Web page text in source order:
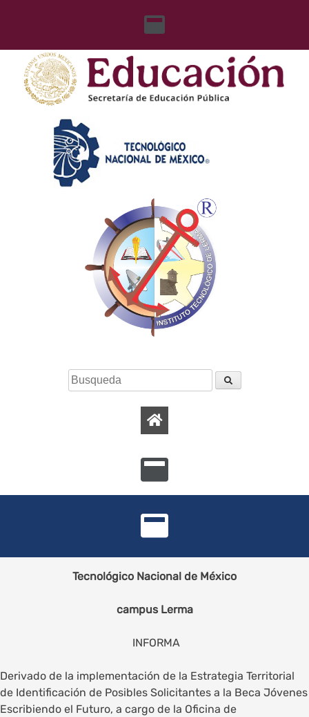
Tecnológico Nacional de México
campus Lerma
INFORMA
Derivado de la implementación de la Estrategia Territorial
de Identificación de Posibles Solicitantes a la Beca Jóvenes
Escribiendo el Futuro, a cargo de la Oficina de